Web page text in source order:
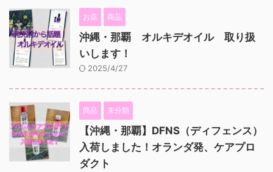
お店 商品
沖縄・那覇 オルキデオイル 取り扱
いします！
2025/4/27
商品 未分類
【沖縄・那覇】DFNS（ディフェンス）
入荷しました！オランダ発、ケアプロ
ダクト